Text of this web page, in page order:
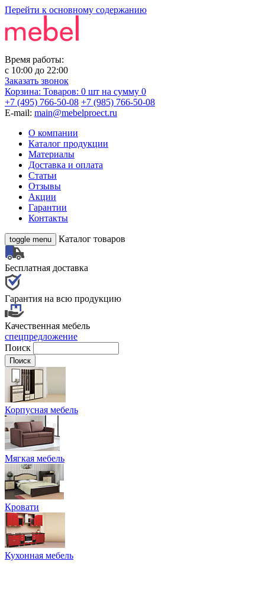
Перейти к основному содержанию
Время работы:
с 10:00 до 22:00
Заказать звонок
Корзина: Товаров: 0 шт на сумму 0
+7 (495) 766-50-08 +7 (985) 766-50-08
E-mail: main@mebelproect.ru
О компании
Каталог продукции
Материалы
Доставка и оплата
Статьи
Отзывы
Акции
Гарантии
Контакты
toggle menu Каталог товаров
Бесплатная доставка
Гарантия на всю продукцию
Качественная мебель
спецпредложение
Поиск
Корпусная мебель
Мягкая мебель
Кровати
Кухонная мебель